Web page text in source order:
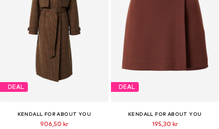
DEAL
KENDALL FOR ABOUT YOU
906,50 kr
DEAL
KENDALL FOR ABOUT YOU
195,30 kr